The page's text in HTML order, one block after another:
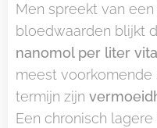
Men spreekt van
bloedwaarden blijkt
nanomol per liter
meest
termijn zijn
Een chronisch